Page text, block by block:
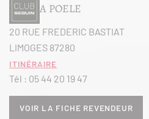
A POELE
20 RUE FREDERIC BASTIAT
LIMOGES 87280
Itinéraire
Tél : 05 44 20 19 47
Voir la fiche revendeur